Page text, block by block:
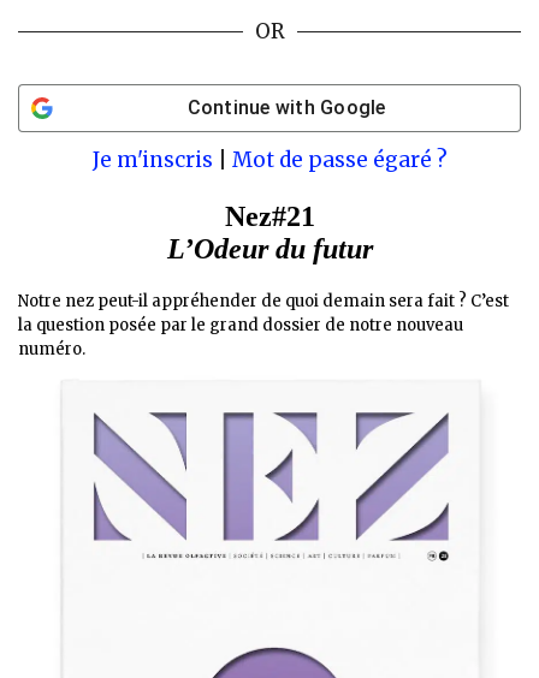
OR
Continue with Google
Je m'inscris Mot de passe égaré ?
Nez#21
L’Odeur du futur
Notre nez peut-il appréhender de quoi demain sera fait ? C’est
la question posée par le grand dossier de notre nouveau
numéro.